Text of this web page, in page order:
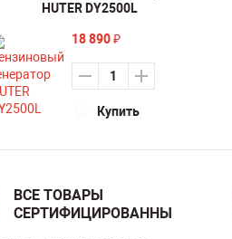
HUTER DY2500L
18 890 ₽
Купить
ВСЕ ТОВАРЫ
СЕРТИФИЦИРОВАННЫ